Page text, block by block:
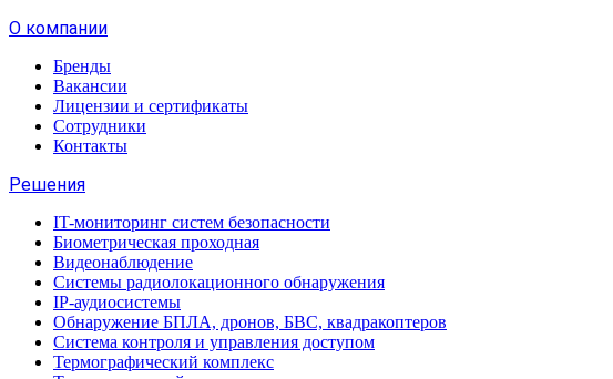
О компании
Бренды
Вакансии
Лицензии и сертификаты
Сотрудники
Контакты
Решения
IT-мониторинг систем безопасности
Биометрическая проходная
Видеонаблюдение
Системы радиолокационного обнаружения
IP-аудиосистемы
Обнаружение БПЛА, дронов, БВС, квадракоптеров
Система контроля и управления доступом
Термографический комплекс